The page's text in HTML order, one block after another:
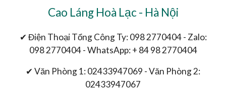
Cao Láng Hoà Lạc - Hà Nội
✔ Điện Thoại Tổng Công Ty: 098 2770404 - Zalo:
098 2770404 - WhatsApp: + 84 98 2770404
✔ Văn Phòng 1: 02433947069 - Văn Phòng 2:
02433947067